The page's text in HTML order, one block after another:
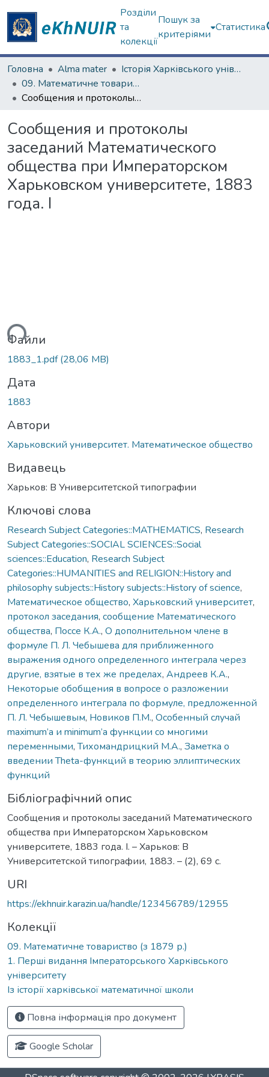
Розділи
та
колекції
Пошук за
критеріями
Статистика
Головна Alma mater
Історія Харківського університету
09. Математичне товариство (з 1879 р.)
Сообщения и протоколы заседаний Математического общества при Императорском Харьковском университете, 1883 года. І
Сообщения и протоколы
заседаний Математического
общества при Императорском
Харьковском университете, 1883
года. І
Файли
1883_1.pdf(28,06 MB)
Дата
1883
Автори
Харьковский университет. Математическое общество
Видавець
Харьков: В Университетской типографии
Ключові слова
Research Subject Categories::MATHEMATICS, Research
Subject Categories::SOCIAL SCIENCES::Social
sciences::Education, Research Subject
Categories::HUMANITIES and RELIGION::History and
philosophy subjects::History subjects::History of science,
Математическое общество, Харьковский университет,
протокол заседания, сообщение Математического
общества, Поссе К.А., О дополнительном члене в
формуле П. Л. Чебышева для приближенного
выражения одного определенного интеграла через
другие, взятые в тех же пределах, Андреев К.А.,
Некоторые обобщения в вопросе о разложении
определенного интеграла по формуле, предложенной
П. Л. Чебышевым, Новиков П.М., Особенный случай
maximum’а и minimum’а функции со многими
переменными,Тихомандрицкий М.А., Заметка о
введении Theta-функций в теорию эллиптических
функций
Бібліографічний опис
Сообщения и протоколы заседаний Математического
общества при Императорском Харьковском
университете, 1883 года. І. – Харьков: В
Университетской типографии, 1883. – (2), 69 с.
URI
https://ekhnuir.karazin.ua/handle/123456789/12955
Колекції
09. Математичне товариство (з 1879 р.)
1. Перші видання Імператорського Харківського
університету
Із історії харківської математичної школи
Повна інформація про документ
Google Scholar